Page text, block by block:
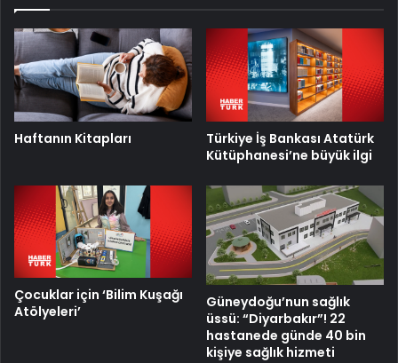
Haftanın Kitapları
Türkiye İş Bankası Atatürk
Kütüphanesi’ne büyük ilgi
Çocuklar için ‘Bilim Kuşağı
Atölyeleri’
Güneydoğu’nun sağlık
üssü: “Diyarbakır”! 22
hastanede günde 40 bin
kişiye sağlık hizmeti